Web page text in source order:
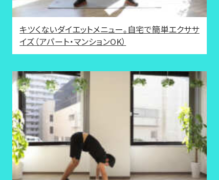
キツくないダイエットメニュー。自宅で簡単エクササ
イズ（アパート・マンションOK）